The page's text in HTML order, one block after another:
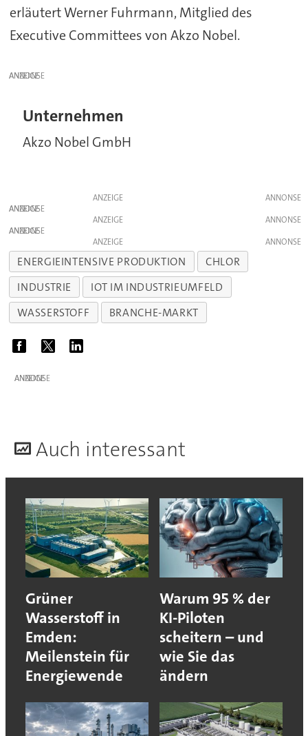
erläutert Werner Fuhrmann, Mitglied des
Executive Committees von Akzo Nobel.
ANZEIGE
Unternehmen
Akzo Nobel GmbH
ANZEIGE
ANZEIGE
ANZEIGE
ANZEIGE
ANZEIGE
ENERGIEINTENSIVE PRODUKTION
CHLOR
INDUSTRIE
IOT IM INDUSTRIEUMFELD
WASSERSTOFF
BRANCHE-MARKT
ANZEIGE
Auch interessant
Grüner
Wasserstoff in
Emden:
Meilenstein für
Energiewende
Warum 95 % der
KI-Piloten
scheitern – und
wie Sie das
ändern